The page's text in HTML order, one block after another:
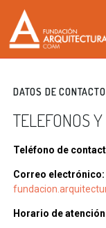
DATOS DE CONTACTO
TELEFONOS
Teléfono de
Correo electrónico:
Horario de